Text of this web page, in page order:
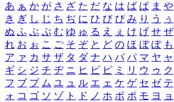
あ ぁ か が さ ざ た だ な は ば ぱ ま や
き ぎ し じ ち ぢ に ひ び ぴ み り う ぅ
ぬ ふ ぶ ぷ む ゆ ゅ る え ぇ け げ せ ぜ
れ お ぉ こ ご そ ぞ と ど の ほ ぼ ぽ も
ア ァ カ サ ザ タ ダ ナ ハ バ パ マ ヤ ャ
ギ シ ジ チ ヂ ニ ヒ ビ ピ ミ リ ウ ゥ ク
フ ブ プ ム ユ ュ ル エ ェ ケ ゲ セ ゼ テ
ォ コ ゴ ソ ゾ ト ド ノ ホ ボ ポ モ ヨ ョ